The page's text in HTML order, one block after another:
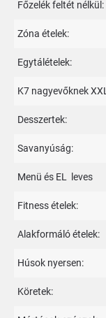
Főzelék feltét nélkül:
Zóna ételek:
Egytálételek:
K7 nagyevőknek XXL
Desszertek:
Savanyúság:
Menü és EL leves
Fitness ételek:
Alakformáló ételek:
Húsok nyersen:
Köretek: